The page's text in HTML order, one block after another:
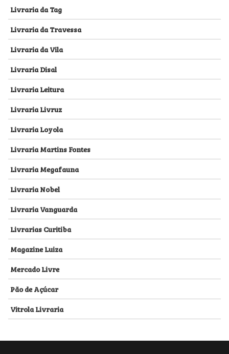
Livraria da Tag
Livraria da Travessa
Livraria da Vila
Livraria Disal
Livraria Leitura
Livraria Livruz
Livraria Loyola
Livraria Martins Fontes
Livraria Megafauna
Livraria Nobel
Livraria Vanguarda
Livrarias Curitiba
Magazine Luiza
Mercado Livre
Pão de Açúcar
Vitrola Livraria